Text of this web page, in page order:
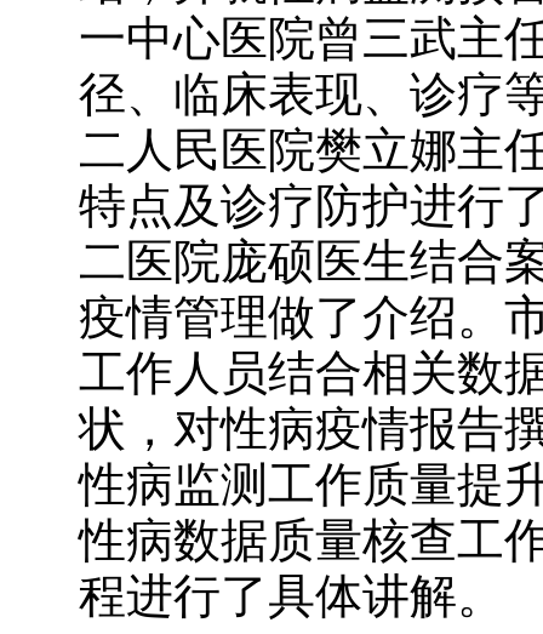
一中心医院曾三武主
径、临床表现、诊疗
二人民医院樊立娜主
特点及诊疗防护进行
二医院庞硕医生结合
疫情管理做了介绍。
工作人员结合相关数
状，对性病疫情报告
性病监测工作质量提
性病数据质量核查工
程进行了具体讲解。